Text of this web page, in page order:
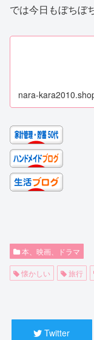
では今日もぼちぼ
nara-
本、映画、ドラマ
懐かしい 旅行
Twitter